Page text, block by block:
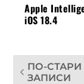
Apple
iOS 18.4
ПО-СТАРИ
ЗАПИСИ